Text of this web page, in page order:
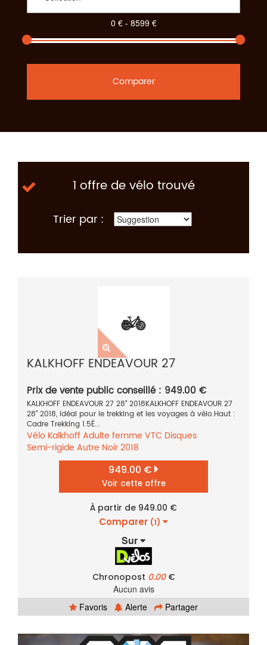
Comparer
1 offre de vélo trouvé
Trier par :
KALKHOFF ENDEAVOUR 27
Prix de vente public conseillé : 949.00 €
KALKHOFF ENDEAVOUR 27 28" 2018KALKHOFF ENDEAVOUR 27
28" 2018, idéal pour le trekking et les voyages à vélo.Haut :
Cadre Trekking 1.5É...
Vélo KalkhoffAdulte femme VTC Disques
Semi-rigide Autre Noir2018
949.00 €
Voir cette offre
À partir de 949.00 €
Comparer (1)
Sur
Chronopost 0.00€
Aucun avis
Favoris
Alerte Partager